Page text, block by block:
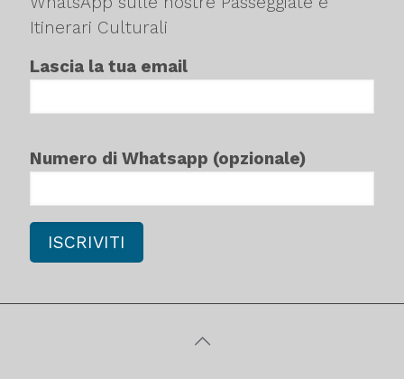
Itinerari Culturali
Lascia la tua email
Numero di Whatsapp (opzionale)